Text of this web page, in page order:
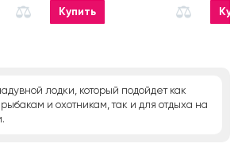
Купить
лодки, который подойдет как
и охотникам, так и для отдыха на